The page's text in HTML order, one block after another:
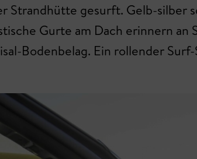
Strandhütte gesurft. Gelb-silber
Gurte am Dach erinnern an
Bodenbelag. Ein rollender